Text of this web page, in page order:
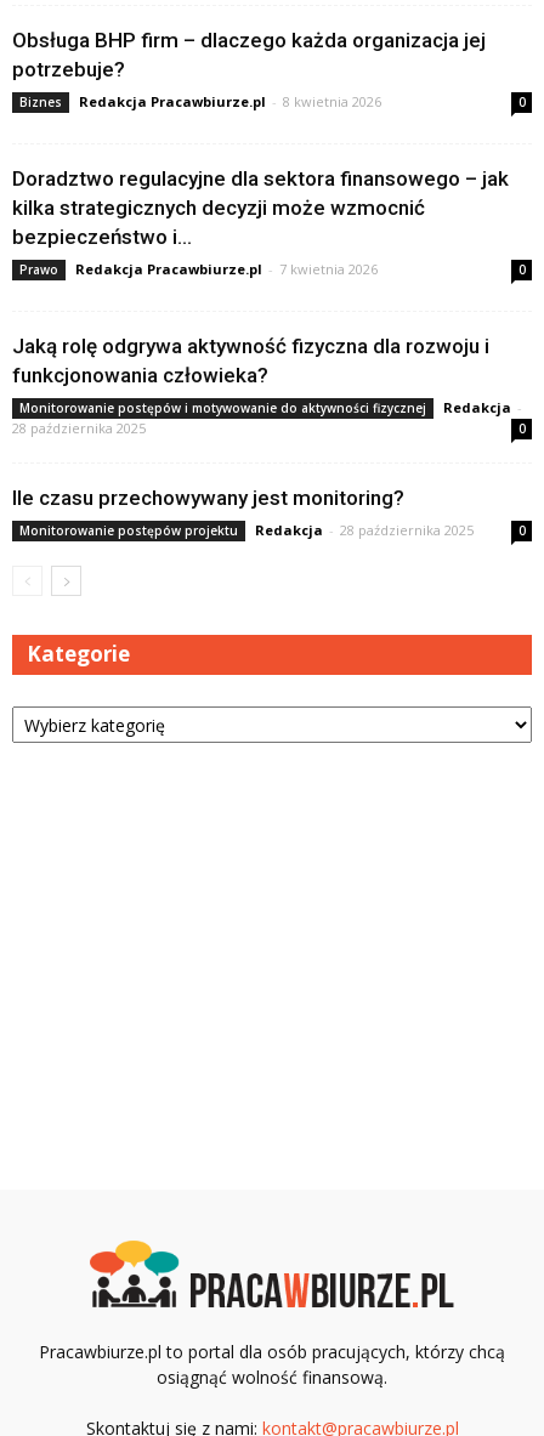
Obsługa BHP firm – dlaczego każda organizacja jej
potrzebuje?
Biznes Redakcja Pracawbiurze.pl - 8 kwietnia 2026 0
Doradztwo regulacyjne dla sektora finansowego – jak
kilka strategicznych decyzji może wzmocnić
bezpieczeństwo i...
Prawo Redakcja Pracawbiurze.pl - 7 kwietnia 2026 0
Jaką rolę odgrywa aktywność fizyczna dla rozwoju i
funkcjonowania człowieka?
Monitorowanie postępów i motywowanie do aktywności fizycznej Redakcja -
28 października 2025
0
Ile czasu przechowywany jest monitoring?
Monitorowanie postępów projektu Redakcja - 28 października 2025 0
Kategorie
Kategorie
Pracawbiurze.pl to portal dla osób pracujących, którzy chcą
osiągnąć wolność finansową.
Skontaktuj się z nami: kontakt@pracawbiurze.pl